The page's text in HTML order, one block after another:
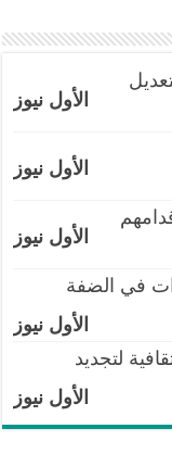
الأول نيوز
الأول نيوز
الأول نيوز
في الضفة
الأول نيوز
لتجديد
الأول نيوز